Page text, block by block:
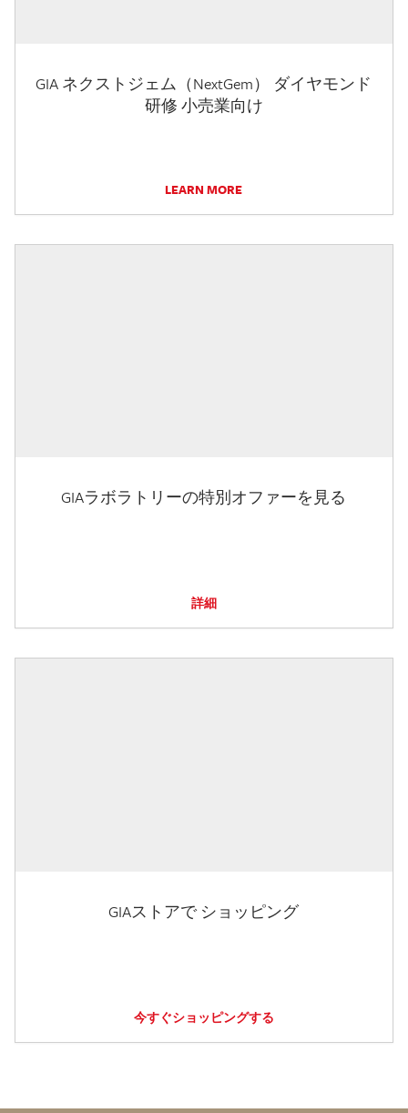
GIA ネクストジェム（NextGem） ダイヤモンド
研修 小売業向け
LEARN MORE
GIAラボラトリーの特別オファーを見る
詳細
GIAストアで ショッピング
今すぐショッピングする